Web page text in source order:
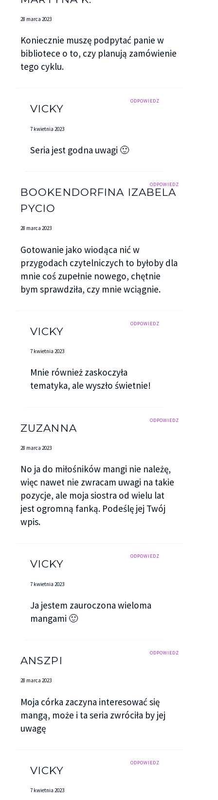
28 marca 2023
Koniecznie muszę podpytać panie w
bibliotece o to, czy planują zamówienie
tego cyklu.
ODPOWIEDZ
VICKY
7 kwietnia 2023
Seria jest godna uwagi 🙂
ODPOWIEDZ
BOOKENDORFINA IZABELA
PYCIO
28 marca 2023
Gotowanie jako wiodąca nić w
przygodach czytelniczych to byłoby dla
mnie coś zupełnie nowego, chętnie
bym sprawdziła, czy mnie wciągnie.
ODPOWIEDZ
VICKY
7 kwietnia 2023
Mnie również zaskoczyła
tematyka, ale wyszło świetnie!
ODPOWIEDZ
ZUZANNA
28 marca 2023
No ja do miłośników mangi nie należę,
więc nawet nie zwracam uwagi na takie
pozycje, ale moja siostra od wielu lat
jest ogromną fanką. Podeślę jej Twój
wpis.
ODPOWIEDZ
VICKY
7 kwietnia 2023
Ja jestem zauroczona wieloma
mangami 🙂
ODPOWIEDZ
ANSZPI
28 marca 2023
Moja córka zaczyna interesować się
mangą, może i ta seria zwróciła by jej
uwagę
ODPOWIEDZ
VICKY
7 kwietnia 2023